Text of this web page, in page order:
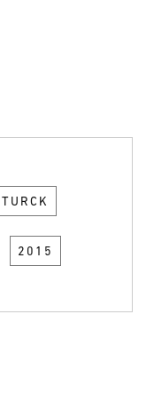
TURCK
2015